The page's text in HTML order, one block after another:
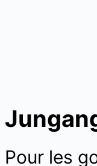
Pour les